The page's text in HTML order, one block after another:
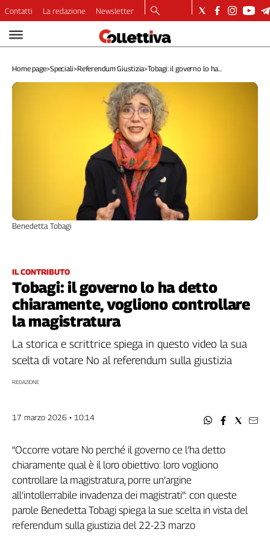
Video
Dirette
Longform
Internazionale
Culture
Filcams
Filctem
Fillea
Filt
Fiom
Fisac
Nidil
Spi
Inca
Caaf
Speciali
G8
Contatti La redazione Newsletter
Home page>Speciali>Referendum Giustizia>Tobagi: il governo lo ha...
IL CONTRIBUTO
Tobagi: il governo lo ha detto
chiaramente, vogliono controllare
la magistratura
Benedetta Tobagi
La storica e scrittrice spiega in questo video la sua
scelta di votare No al referendum sulla giustizia
REDAZIONE
17 marzo 2026 • 10:14
“Occorre votare No perché il governo ce l’ha detto
chiaramente qual è il loro obiettivo: loro vogliono
controllare la magistratura, porre un’argine
all’intollerrabile invadenza dei magistrati”: con queste
parole Benedetta Tobagi spiega la sue scelta in vista del
referendum sulla giustizia del 22-23 marzo